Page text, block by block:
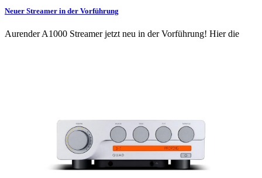
Neuer Streamer in der Vorführung
Aurender A1000 Streamer jetzt neu in der Vorführung! Hier die